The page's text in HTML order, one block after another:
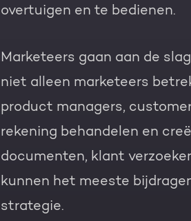
overtuigen en te bedienen.
Marketeers gaan aan de
niet alleen marketeers
product managers,
rekening behandelen en
documenten, klant
kunnen het meeste
strategie.